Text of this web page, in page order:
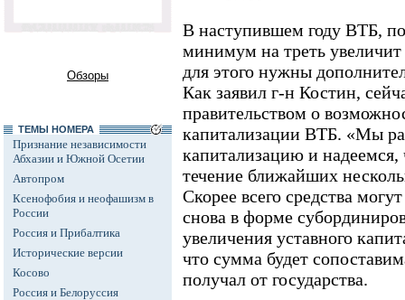
Обзоры
ТЕМЫ НОМЕРА
Признание независимости
Абхазии и Южной Осетии
Автопром
Ксенофобия и неофашизм в
России
Россия и Прибалтика
Исторические версии
Косово
Россия и Белоруссия
В наступившем году ВТБ,
минимум на треть
для этого нужны
Как заявил г-н Костин,
правительством о
капитализации ВТБ. «Мы
капитализацию и надеемся,
течение ближайших
Скорее всего средства
снова в форме
увеличения уставного
что сумма будет
получал от государства.